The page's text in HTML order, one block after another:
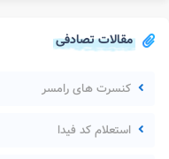
مقالات تصادفی
کنسرت های رامسر
استعلام کد فیدا